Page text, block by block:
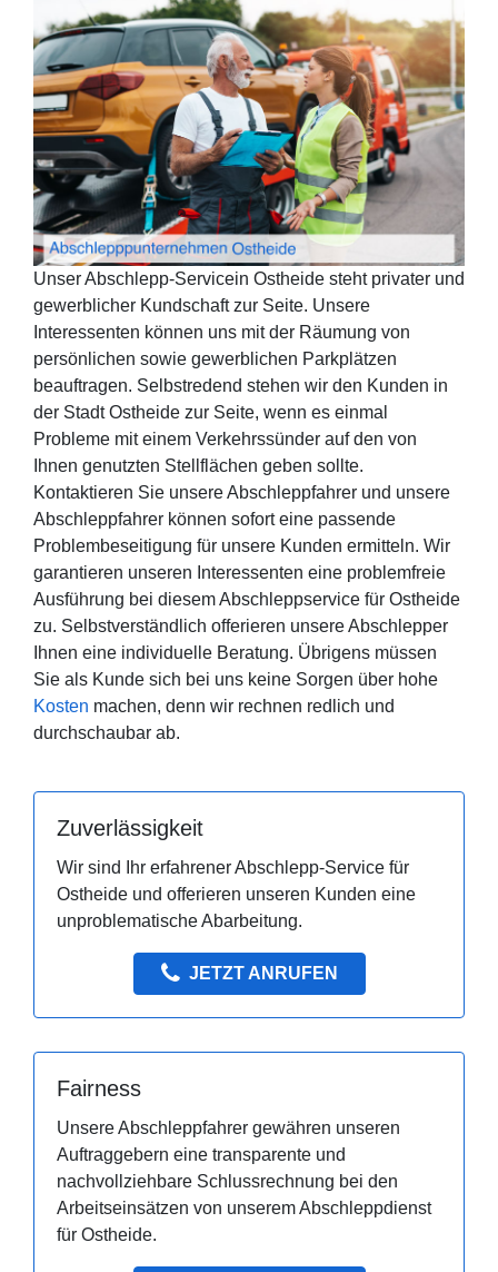
Unser Abschlepp-Servicein Ostheide steht privater und
gewerblicher Kundschaft zur Seite. Unsere
Interessenten können uns mit der Räumung von
persönlichen sowie gewerblichen Parkplätzen
beauftragen. Selbstredend stehen wir den Kunden in
der Stadt Ostheide zur Seite, wenn es einmal
Probleme mit einem Verkehrssünder auf den von
Ihnen genutzten Stellflächen geben sollte.
Kontaktieren Sie unsere Abschleppfahrer und unsere
Abschleppfahrer können sofort eine passende
Problembeseitigung für unsere Kunden ermitteln. Wir
garantieren unseren Interessenten eine problemfreie
Ausführung bei diesem Abschleppservice für Ostheide
zu. Selbstverständlich offerieren unsere Abschlepper
Ihnen eine individuelle Beratung. Übrigens müssen
Sie als Kunde sich bei uns keine Sorgen über hohe
Kosten machen, denn wir rechnen redlich und
durchschaubar ab.
Zuverlässigkeit
Wir sind Ihr erfahrener Abschlepp-Service für
Ostheide und offerieren unseren Kunden eine
unproblematische Abarbeitung.
JETZT ANRUFEN
Fairness
Unsere Abschleppfahrer gewähren unseren
Auftraggebern eine transparente und
nachvollziehbare Schlussrechnung bei den
Arbeitseinsätzen von unserem Abschleppdienst
für Ostheide.